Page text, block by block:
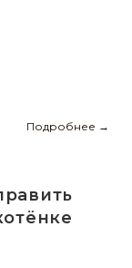
Подробнее →